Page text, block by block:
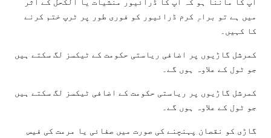
میں ہے تو براہِ کرم ڈرائیور کو فوری طور پر ٹرپ ختم کرنے
کا کہیں۔
کمرشل گاڑیوں پر اضافی ریاستی حکومت کے ٹیکسز لگ سکتے ہیں
جو ٹول کے علاوہ ہوں گے۔
کمرشل گاڑیوں پر ریاستی حکومت کے اضافی ٹیکسز لگ سکتے ہیں
جو ٹول کے علاوہ ہوں گے۔
گاڑی کو نقصان پہنچنے کی صورت میں صفائی یا مرمت کی فیس